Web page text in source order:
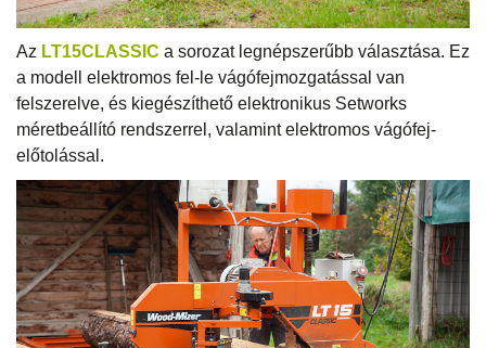
Az LT15CLASSIC a sorozat legnépszerűbb választása. Ez
a modell elektromos fel-le vágófejmozgatással van
felszerelve, és kiegészíthető elektronikus Setworks
méretbeállító rendszerrel, valamint elektromos vágófej-
előtolással.